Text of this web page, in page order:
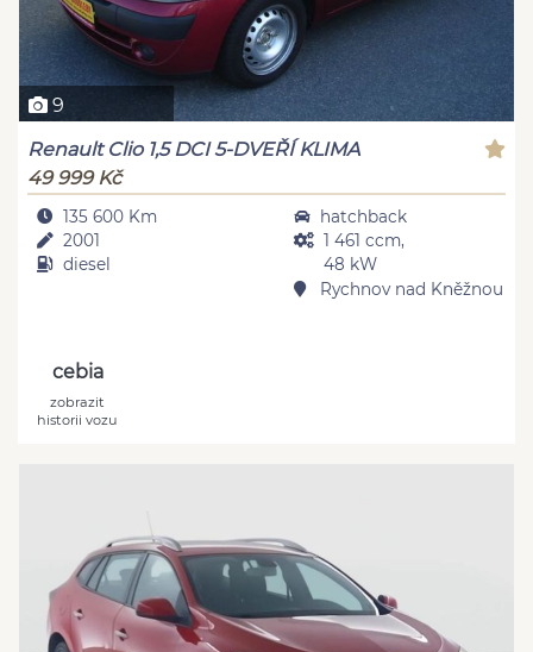
9
Renault Clio 1,5 DCI 5-DVEŘÍ KLIMA
49 999 Kč
135 600 Km
2001
diesel
hatchback
1 461 ccm,
48 kW
Rychnov nad Kněžnou
cebia
zobrazit
historii vozu